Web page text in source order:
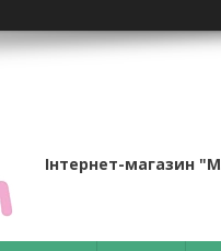
Інтернет-магазин